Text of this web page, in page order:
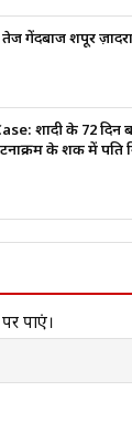
गेंदबाज शपूर
शादी के 72 दिन
के शक में पति
पाएं।